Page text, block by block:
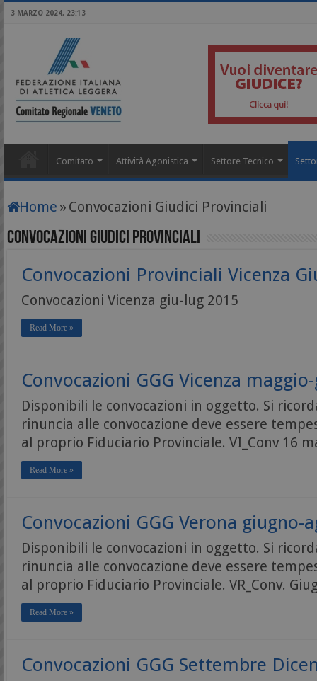
3 MARZO 2024, 23:13
Comitato Attività Agonistica Settore Tecnico
Home » Convocazioni Giudici Provinciali
Convocazioni Giudici Provinciali
Convocazioni Provinciali Vicenza
Convocazioni Vicenza giu-lug 2015
Read More »
Convocazioni GGG Vicenza
Disponibili le convocazioni in oggetto. Si
rinuncia alle convocazione deve essere
al proprio Fiduciario Provinciale. VI_Conv 16
Read More »
Convocazioni GGG Verona giugno-
Disponibili le convocazioni in oggetto. Si
rinuncia alle convocazione deve essere
al proprio Fiduciario Provinciale. VR_Conv.
Read More »
Convocazioni GGG Settembre